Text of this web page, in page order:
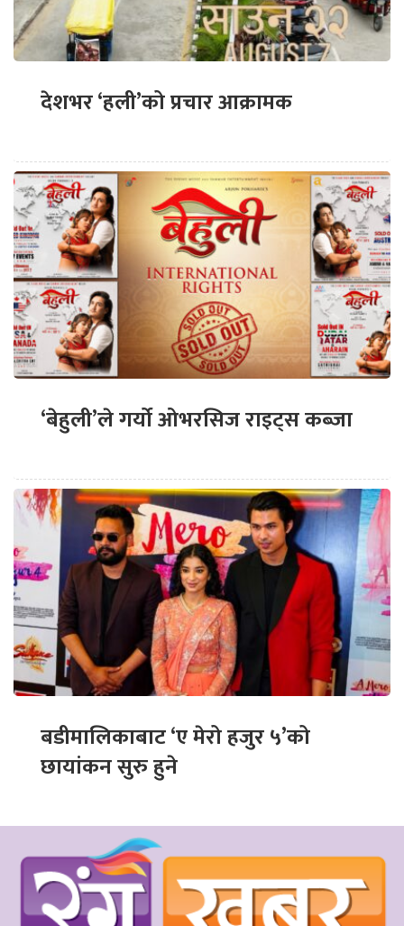
देशभर ‘हली’को प्रचार आक्रामक
‘बेहुली’ले गर्यो ओभरसिज राइट्स कब्जा
बडीमालिकाबाट ‘ए मेरो हजुर ५’को
छायांकन सुरु हुने